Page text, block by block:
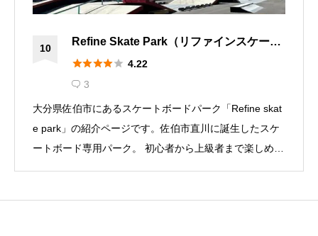
10
Refine Skate Park（リファインスケート
パーク）| 楽しさ広がる！スケートボード
 4.22
 3
大分県佐伯市にあるスケートボードパーク「Refine skat
e park」の紹介ページです。佐伯市直川に誕生したスケ
ートボード専用パーク。 初心者から上級者まで楽しめる
コースが揃っており、優しいスタッフが丁寧に指導。親